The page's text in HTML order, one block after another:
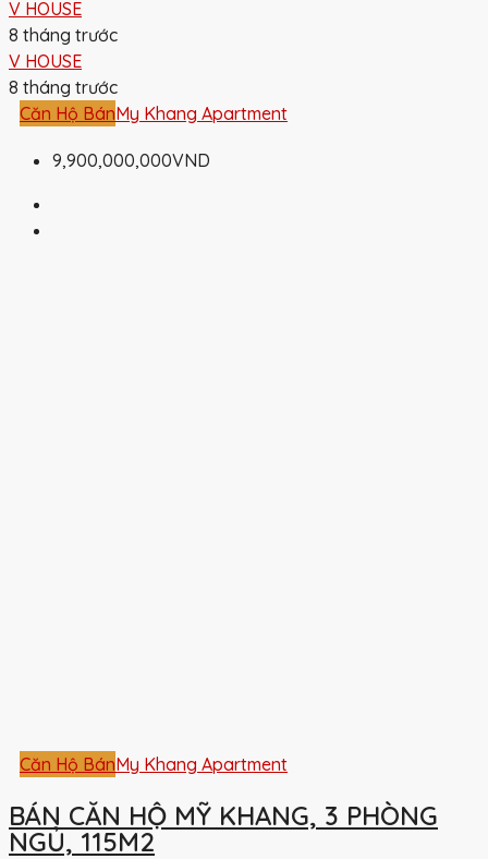
V HOUSE
8 tháng trước
V HOUSE
8 tháng trước
Căn Hộ BánMy Khang Apartment
9,900,000,000VND
Căn Hộ BánMy Khang Apartment
BÁN CĂN HỘ MỸ KHANG, 3 PHÒNG
NGỦ, 115M2